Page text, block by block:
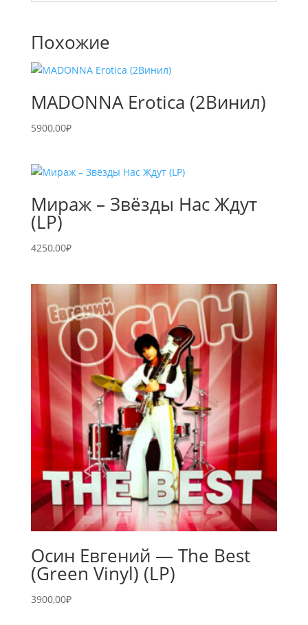
Похожие
MADONNA Erotica (2Винил)
5900,00₽
Мираж – Звёзды Нас Ждут
(LP)
4250,00₽
Осин Евгений — The Best
(Green Vinyl) (LP)
3900,00₽